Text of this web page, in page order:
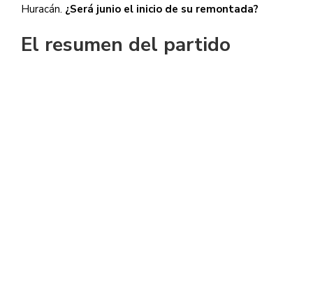
Huracán. ¿Será junio el inicio de su remontada?
El resumen del partido​